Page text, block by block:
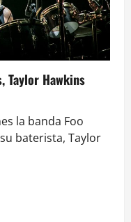
Taylor Hawkins
la banda Foo
baterista, Taylor